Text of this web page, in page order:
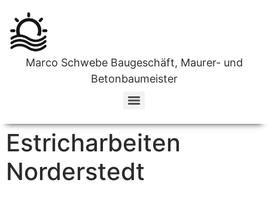
Marco Schwebe Baugeschäft, Maurer- und
Betonbaumeister
Estricharbeiten
Norderstedt